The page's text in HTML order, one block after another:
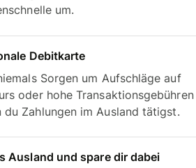
um.
Debitkarte
Sorgen um Aufschläge auf
oder hohe Transaktionsgebühren
du Zahlungen im Ausland tätigst.
Ausland und spare dir dabei